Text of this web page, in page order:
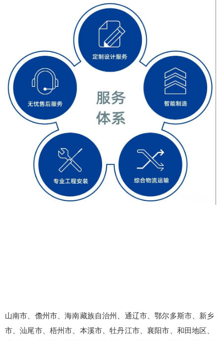
山南市、儋州市、海南藏族自治州、通辽市、鄂尔多斯市、新乡
市、汕尾市、梧州市、本溪市、牡丹江市、襄阳市、和田地区、